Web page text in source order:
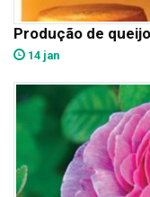
Produção de
14 jan